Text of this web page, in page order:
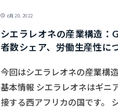
6月 20, 2022
シエラレオネの産業構造：
者数シェア、労働生産性に
今回はシエラレオネの産業構
基本情報 シエラレオネはギニ
接する西アフリカの国です。